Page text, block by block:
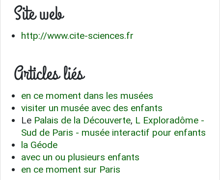
Site web
http://www.cite-sciences.fr
Articles liés
en ce moment dans les musées
visiter un musée avec des enfants
Le Palais de la Découverte, L Exploradôme -
Sud de Paris - musée interactif pour enfants
la Géode
avec un ou plusieurs enfants
en ce moment sur Paris